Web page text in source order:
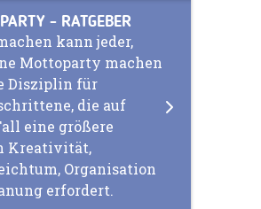
- RATGEBER
kann jeder,
Mottoparty machen
Disziplin für
die auf
eine größere
Kreativität,
Organisation
erfordert.